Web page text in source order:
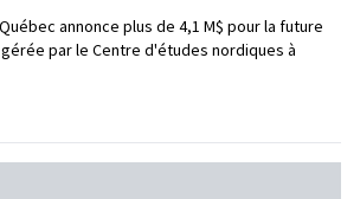
annonce plus de 4,1 M$ pour la future
par le Centre d'études nordiques à